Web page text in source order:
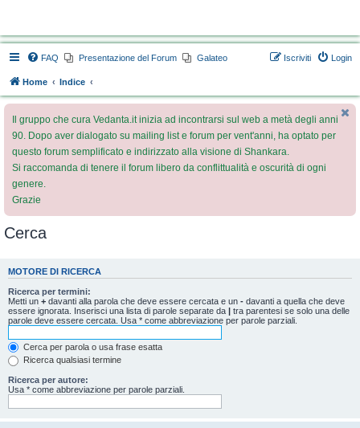
FAQ Presentazione del Forum Galateo Login
Iscriviti
Home Indice
Il gruppo che cura Vedanta.it inizia ad incontrarsi sul web a metà degli anni
90. Dopo aver dialogato su mailing list e forum per vent'anni, ha optato per
questo forum semplificato e indirizzato alla visione di Shankara.
Si raccomanda di tenere il forum libero da conflittualità e oscurità di ogni
genere.
Grazie
Cerca
MOTORE DI RICERCA
Ricerca per termini:
Metti un + davanti alla parola che deve essere cercata e un - davanti a quella che deve
essere ignorata. Inserisci una lista di parole separate da | tra parentesi se solo una delle
parole deve essere cercata. Usa * come abbreviazione per parole parziali.
Cerca per parola o usa frase esatta
Ricerca qualsiasi termine
Ricerca per autore:
Usa * come abbreviazione per parole parziali.